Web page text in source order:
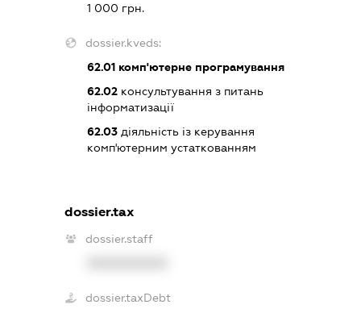
1 000 грн.
dossier.kveds:
62.01комп'ютерне програмування
62.02консультування з питань
інформатизації
62.03діяльність із керування
комп'ютерним устаткованням
dossier.tax
dossier.staff
dossier.taxDebt